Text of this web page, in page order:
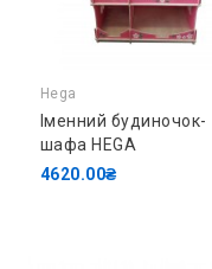
Hega
Іменний будиночок-
шафа HEGA
4620.00₴